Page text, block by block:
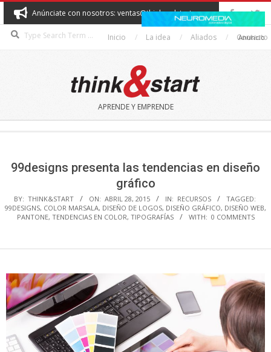
Skip
to
content
Anúnciate con nosotros: ventas@thinkandstart.com
Inicio La idea Aliados Contacto
THINK&START
APRENDE Y EMPRENDE
Anuncio
99designs presenta las tendencias en diseño
gráfico
BY: THINK&START ON: ABRIL 28, 2015 IN: RECURSOS
TAGGED:
99DESIGNS, COLOR MARSALA, DISEÑO DE LOGOS, DISEÑO GRÁFICO, DISEÑO WEB,
PANTONE, TENDENCIAS EN COLOR, TIPOGRAFÍAS WITH: 0 COMMENTS